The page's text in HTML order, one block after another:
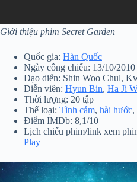
Giới thiệu phim Secret Garden
Quốc gia: Hàn Quốc
Ngày công chiếu: 13/10/2010
Đạo diễn: Shin Woo Chul,
Diễn viên: Hyun Bin, Ha Ji
Thời lượng: 20 tập
Thể loại: Tình cảm, hài hước,
Điểm IMDb: 8,1/10
Lịch chiếu phim/link xem
Play